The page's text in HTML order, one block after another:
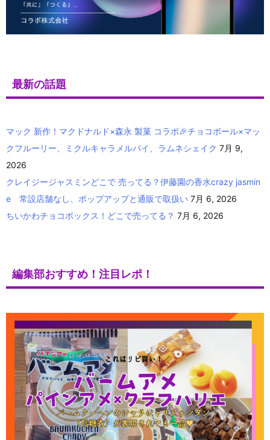
最新の話題
マック 新作！マクドナルド×森永 製菓 コラボ🎉チョコボール×マッ
クフルーリー、ミクルキャラメルパイ、ラムネシェイク 7月 9,
2026
クレイジージャスミンどこで 売ってる？伊藤園の香水crazy jasmin
e 常設店舗なし、ポップアップと通販で取扱い 7月 6, 2026
ちいかわチョコボックス！どこで売ってる？ 7月 6, 2026
編集部おすすめ！注目レポ！